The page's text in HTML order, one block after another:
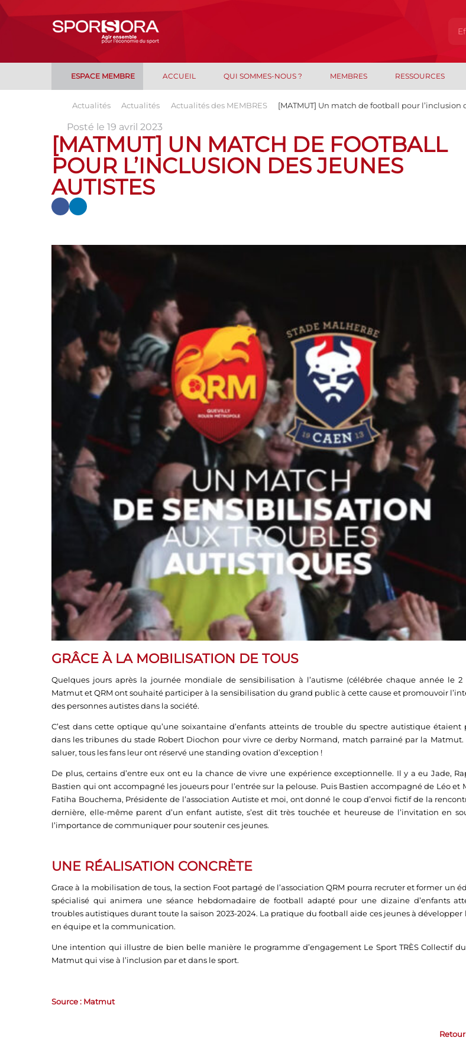
ESPACE MEMBRE ACCUEIL QUI SOMMES-NOUS ? MEMBRES RESSOURCES
Actualités Actualités Actualités des MEMBRES [MATMUT] Un match de football pour l’inclusion
Posté le 19 avril 2023
[MATMUT] UN MATCH DE FOOTBALL
POUR L’INCLUSION DES JEUNES
AUTISTES
GRÂCE À LA MOBILISATION DE TOUS
Quelques jours après la journée mondiale de sensibilisation à l’autisme (célébrée chaque année le 2
Matmut et QRM ont souhaité participer à la sensibilisation du grand public à cette cause et promouvoir
des personnes autistes dans la société.
C’est dans cette optique qu’une soixantaine d’enfants atteints de trouble du spectre autistique étaient
dans les tribunes du stade Robert Diochon pour vivre ce derby Normand, match parrainé par la Matmut.
saluer, tous les fans leur ont réservé une standing ovation d’exception !
De plus, certains d’entre eux ont eu la chance de vivre une expérience exceptionnelle. Il y a eu Jade,
Bastien qui ont accompagné les joueurs pour l’entrée sur la pelouse. Puis Bastien accompagné de Léo et
Fatiha Bouchema, Présidente de l’association Autiste et moi, ont donné le coup d’envoi fictif de la
dernière, elle-même parent d’un enfant autiste, s’est dit très touchée et heureuse de l’invitation en
l’importance de communiquer pour soutenir ces jeunes.
UNE RÉALISATION CONCRÈTE
Grace à la mobilisation de tous, la section Foot partagé de l’association QRM pourra recruter et former un
spécialisé qui animera une séance hebdomadaire de football adapté pour une dizaine d’enfants
troubles autistiques durant toute la saison 2023-2024. La pratique du football aide ces jeunes à développer
en équipe et la communication.
Une intention qui illustre de bien belle manière le programme d’engagement Le Sport TRÈS Collectif
Matmut qui vise à l’inclusion par et dans le sport.
Source : Matmut
Retour